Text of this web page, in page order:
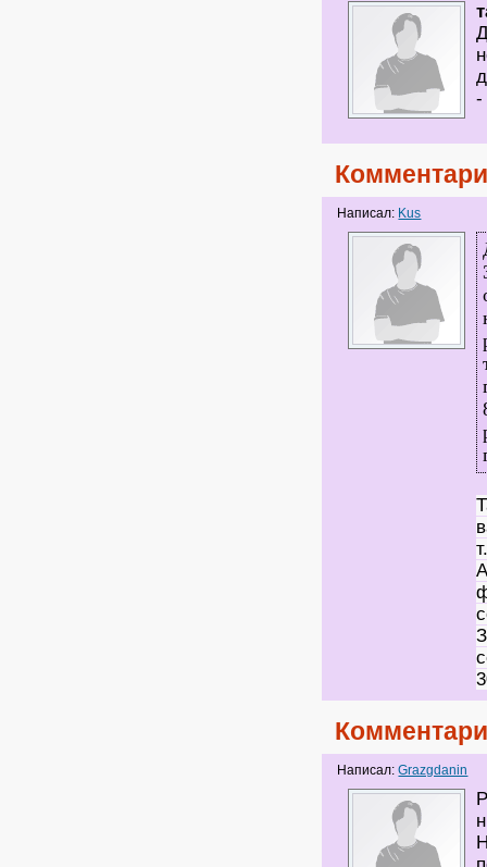
-
Написал: Kus
Написал:Grazgdanin